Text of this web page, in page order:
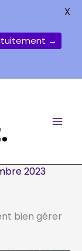
2023
bien gérer
→
X